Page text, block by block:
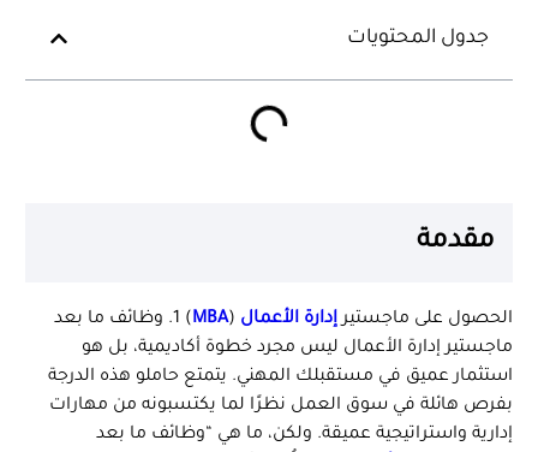
جدول المحتويات
مقدمة
الحصول على ماجستيرإدارة الأعمال (
MBA
) 1. وظائف ما بعد
ماجستير إدارة الأعمال ليس مجرد خطوة أكاديمية، بل هو
استثمار عميق في مستقبلك المهني. يتمتع حاملو هذه الدرجة
بفرص هائلة في سوق العمل نظرًا لما يكتسبونه من مهارات
إدارية واستراتيجية عميقة. ولكن، ما هي “وظائف ما بعد